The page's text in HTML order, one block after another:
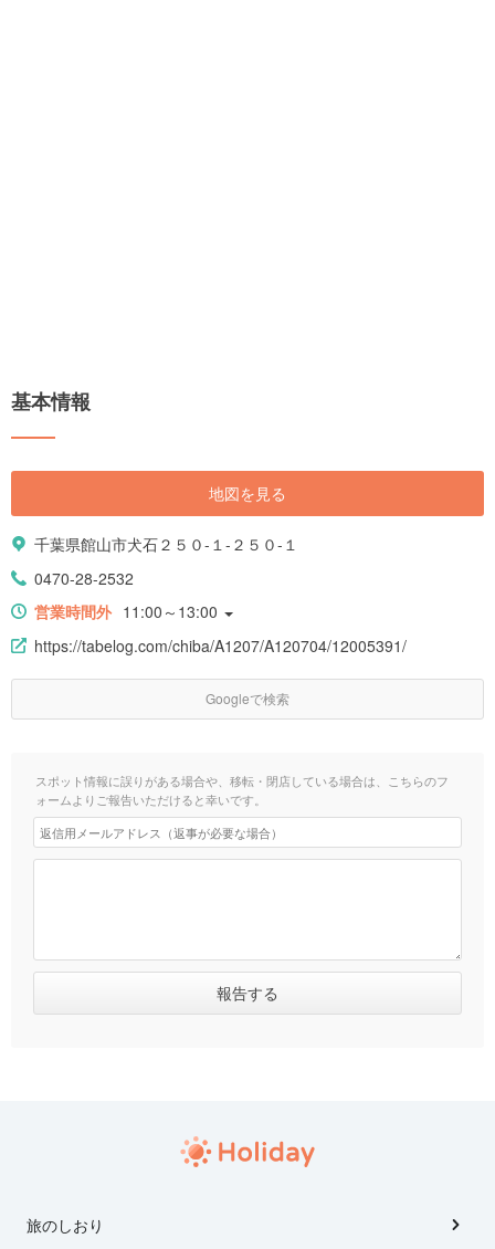
基本情報
地図を見る
千葉県館山市犬石２５０-１-２５０-１
0470-28-2532
営業時間外 11:00～13:00
https://tabelog.com/chiba/A1207/A120704/12005391/
Googleで検索
スポット情報に誤りがある場合や、移転・閉店している場合は、こちらのフ
ォームよりご報告いただけると幸いです。
旅のしおり